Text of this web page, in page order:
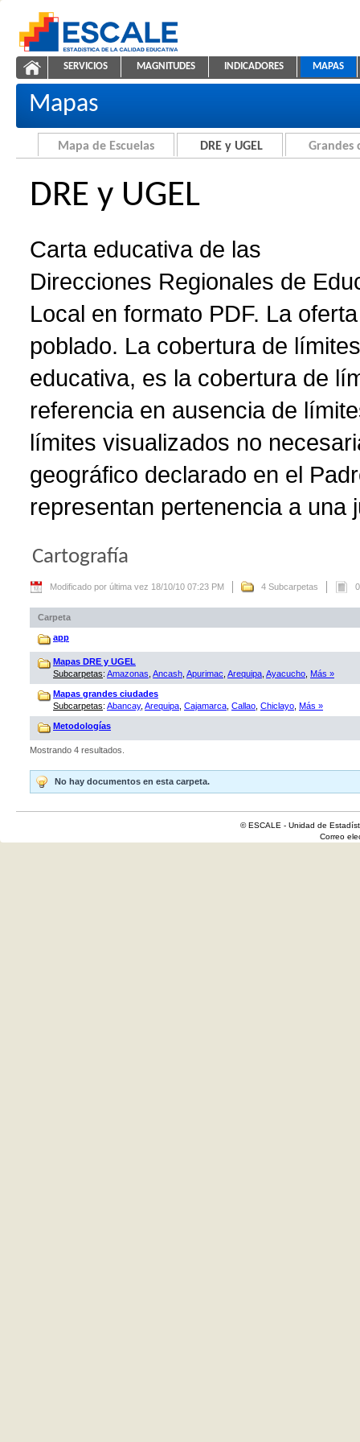
ESCALE - Unidad de Estadística Educativa
Carta educativa de DRE y UGEL
NAVEGACIÓN
SERVICIOS MAGNITUDES INDICADORES MAPAS
Mapas
Mapa de Escuelas DRE y UGEL Grandes
DRE y UGEL
Carta educativa de las
Direcciones Regionales de
Local en formato PDF. La
poblado. La cobertura de
educativa, es la cobertura de
referencia en ausencia de
límites visualizados no
geográfico declarado en el
representan pertenencia a una
Cartografía
Modificado por última vez 18/10/10 07:23 PM 4 Subcarpetas
Carpeta
app
Mapas DRE y UGEL
Subcarpetas: Amazonas Ancash Apurimac Arequipa Ayacucho Más »
Mapas grandes ciudades
Subcarpetas: Abancay, Arequipa Cajamarca Callao Chiclayo Más »
Metodologías
Mostrando 4 resultados.
No hay documentos en esta carpeta.
© ESCALE - Unidad de
Correo